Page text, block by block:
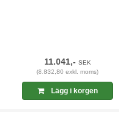
11.041,- SEK
(8.832,80 exkl. moms)
Lägg i korgen